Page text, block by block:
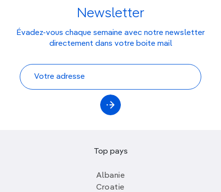
Newsletter
Évadez-vous chaque semaine avec notre newsletter
directement dans votre boite mail
Top pays
Albanie
Croatie